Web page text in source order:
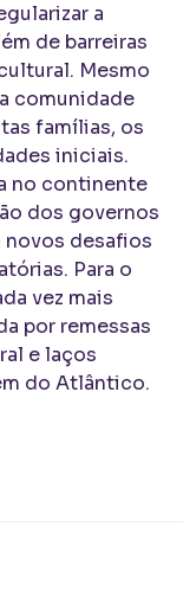
a
de barreiras
Mesmo
comunidade
famílias, os
iniciais.
no continente
dos governos
novos desafios
Para o
vez mais
por remessas
e laços
do Atlântico.